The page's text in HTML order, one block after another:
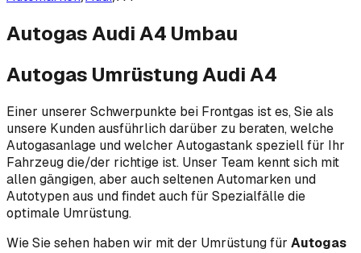
Autogas Audi A4 Umbau
Autogas Umrüstung Audi A4
Einer unserer Schwerpunkte bei Frontgas ist es, Sie als
unsere Kunden ausführlich darüber zu beraten, welche
Autogasanlage und welcher Autogastank speziell für Ihr
Fahrzeug die/der richtige ist. Unser Team kennt sich mit
allen gängigen, aber auch seltenen Automarken und
Autotypen aus und findet auch für Spezialfälle die
optimale Umrüstung.
Wie Sie sehen haben wir mit der Umrüstung für Autogas